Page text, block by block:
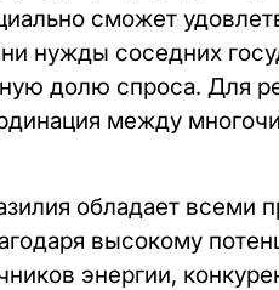
сможет
нужды соседних
долю спроса. Для
между
обладает всеми
высокому
энергии,